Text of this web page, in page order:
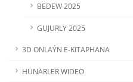
BEDEW 2025
GUJURLY 2025
3D ONLAÝN E-KITAPHANA
HÜNÄRLER WIDEO